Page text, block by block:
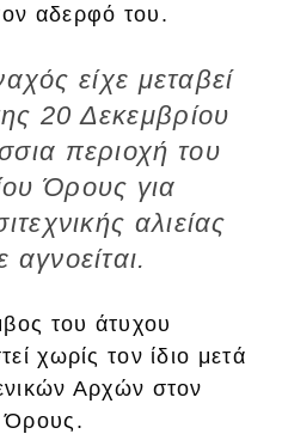
αδερφό του.
είχε μεταβεί
20 Δεκεμβρίου
περιοχή του
Όρους για
αλιείας
αγνοείται.
του άτυχου
χωρίς τον ίδιο μετά
Αρχών στον
Όρους.